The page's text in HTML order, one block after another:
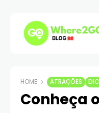
HOME ATRAÇÕES
Conheça